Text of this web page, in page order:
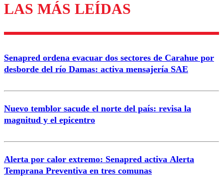
Los comentarios son moderados para garantizar un
diálogo respetuoso.
Correo
LAS MÁS LEÍDAS
Senapred ordena evacuar dos sectores de Carahue por
desborde del río Damas: activa mensajería SAE
Nuevo temblor sacude el norte del país: revisa la
magnitud y el epicentro
Alerta por calor extremo: Senapred activa Alerta
Temprana Preventiva en tres comunas